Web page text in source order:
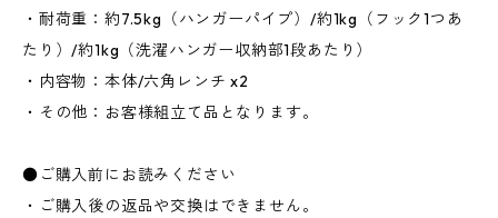
・耐荷重：約7.5kg（ハンガーパイプ）/約1kg（フック1つあ
たり）/約1kg（洗濯ハンガー収納部1段あたり）
・内容物：本体/六角レンチ x2
・その他：お客様組立て品となります。
●ご購入前にお読みください
・ご購入後の返品や交換はできません。